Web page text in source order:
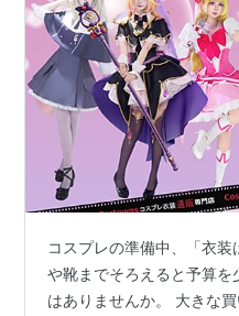
コスプレの準備中、「衣
や靴までそろえると予算を
はありませんか。 大きな